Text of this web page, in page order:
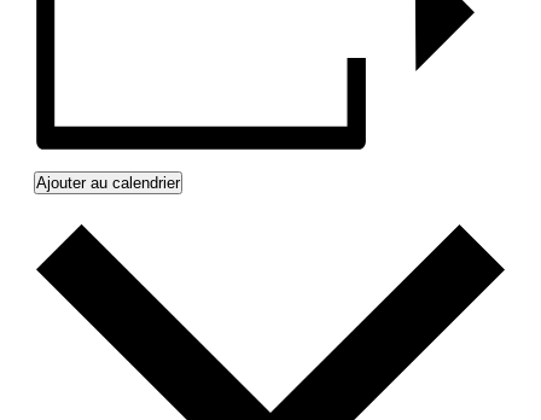
Ajouter au calendrier